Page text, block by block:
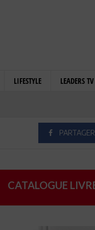
LIFESTYLE LEADERS TV
PARTAGER
CATALOGUE